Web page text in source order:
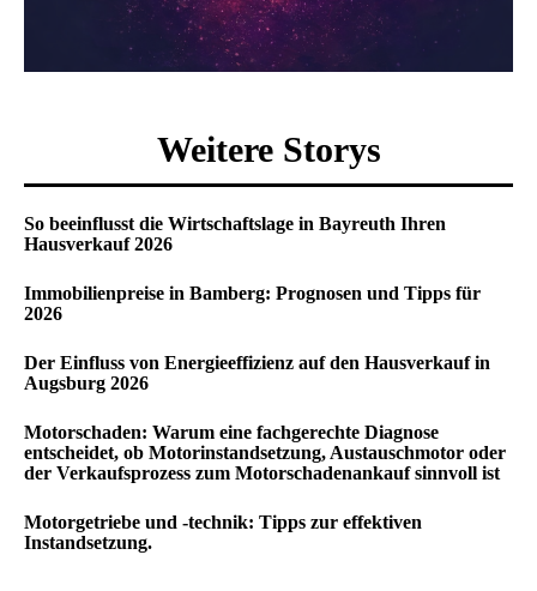
Weitere Storys
So beeinflusst die Wirtschaftslage in Bayreuth Ihren
Hausverkauf 2026
Immobilienpreise in Bamberg: Prognosen und Tipps für
2026
Der Einfluss von Energieeffizienz auf den Hausverkauf in
Augsburg 2026
Motorschaden: Warum eine fachgerechte Diagnose
entscheidet, ob Motorinstandsetzung, Austauschmotor oder
der Verkaufsprozess zum Motorschadenankauf sinnvoll ist
Motorgetriebe und -technik: Tipps zur effektiven
Instandsetzung.